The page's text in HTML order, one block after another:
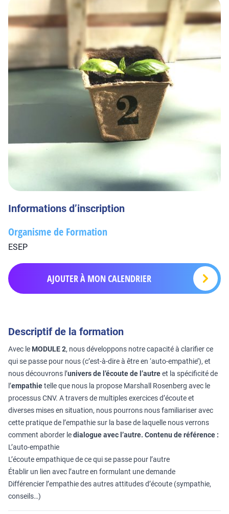
Informations d’inscription
Organisme de Formation
ESEP
AJOUTER À MON CALENDRIER
Descriptif de la formation
Avec le MODULE 2, nous développons notre capacité à clarifier ce
qui se passe pour nous (c’est-à-dire à être en ‘auto-empathie’), et
nous découvrons l’univers de l’écoute de l’autreet la spécificité de
l’empathietelle que nous la propose Marshall Rosenberg avec le
processus CNV. A travers de multiples exercices d’écoute et
diverses mises en situation, nous pourrons nous familiariser avec
cette pratique de l’empathie sur la base de laquelle nous verrons
comment aborder ledialogue avec l’autre. Contenu de référence :
L’auto-empathie
L’écoute empathique de ce qui se passe pour l’autre
Établir un lien avec l’autre en formulant une demande
Différencier l’empathie des autres attitudes d’écoute (sympathie,
conseils…)